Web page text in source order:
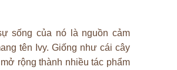
sống của nó là nguồn cảm
tên Ivy. Giống như cái cây
rộng thành nhiều tác phẩm